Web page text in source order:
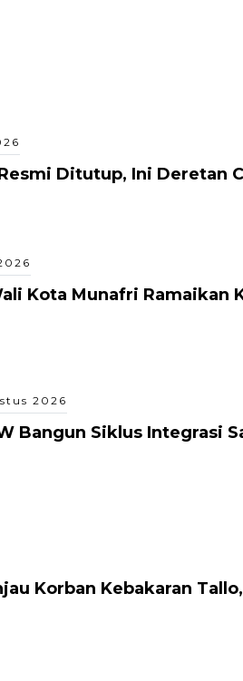
Resmi Ditutup, Ini Deretan
Kota Munafri Ramaikan
2026
Bangun Siklus Integrasi
Korban Kebakaran